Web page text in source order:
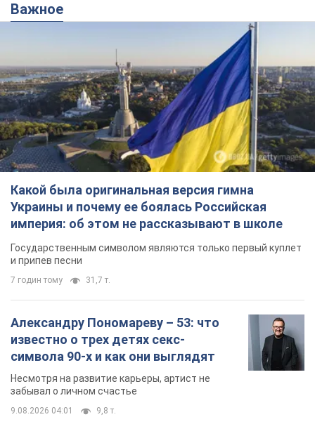
Важное
Какой была оригинальная версия гимна
Украины и почему ее боялась Российская
империя: об этом не рассказывают в школе
Государственным символом являются только первый куплет
и припев песни
7 годин тому 31,7 т.
Александру Пономареву – 53: что
известно о трех детях секс-
символа 90-х и как они выглядят
Несмотря на развитие карьеры, артист не
забывал о личном счастье
9.08.2026 04:01 9,8 т.